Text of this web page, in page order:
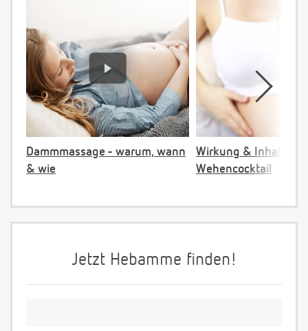
Dammmassage - warum, wann
& wie
Wirkung & Inhalt:
Wehencocktail
Jetzt Hebamme finden!